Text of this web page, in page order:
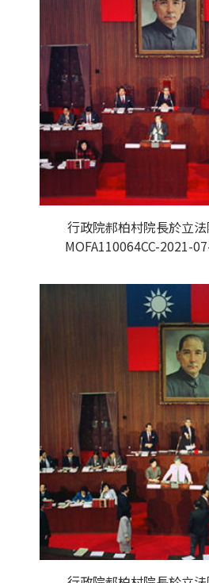
行政院郝柏村院長於立
MOFA110064CC-2021-